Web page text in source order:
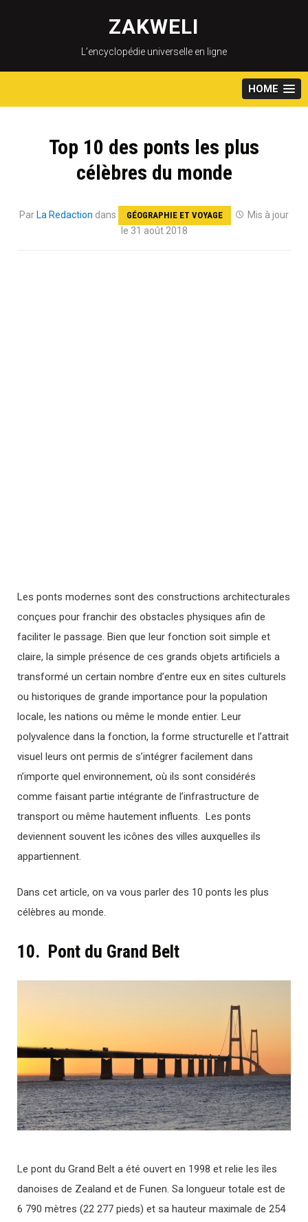
content
ZAKWELI
L’encyclopédie universelle en ligne
HOME
Top 10 des ponts les plus
célèbres du monde
Par La Redaction dans GÉOGRAPHIE ET VOYAGE
Mis à jour
le 31 août 2018
Les ponts modernes sont des constructions architecturales
conçues pour franchir des obstacles physiques afin de
faciliter le passage. Bien que leur fonction soit simple et
claire, la simple présence de ces grands objets artificiels a
transformé un certain nombre d’entre eux en sites culturels
ou historiques de grande importance pour la population
locale, les nations ou même le monde entier. Leur
polyvalence dans la fonction, la forme structurelle et l’attrait
visuel leurs ont permis de s’intégrer facilement dans
n’importe quel environnement, où ils sont considérés
comme faisant partie intégrante de l’infrastructure de
transport ou même hautement influents. Les ponts
deviennent souvent les icônes des villes auxquelles ils
appartiennent.
Dans cet article, on va vous parler des 10 ponts les plus
célèbres au monde.
10. Pont du Grand Belt
Le pont du Grand Belt a été ouvert en 1998 et relie les îles
danoises de Zealand et de Funen. Sa longueur totale est de
6 790 mètres (22 277 pieds) et sa hauteur maximale de 254